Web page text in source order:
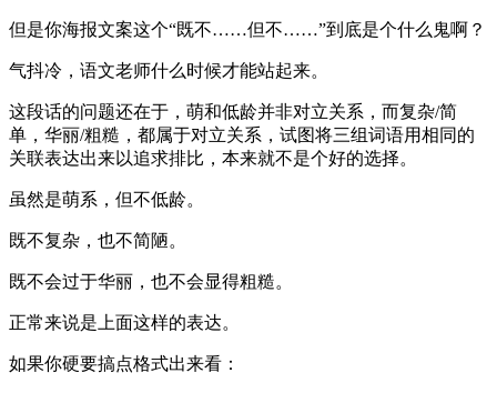
但是你海报文案这个“既不……但不……”到底是个什么鬼啊？
气抖冷，语文老师什么时候才能站起来。
这段话的问题还在于，萌和低龄并非对立关系，而复杂/简
单，华丽/粗糙，都属于对立关系，试图将三组词语用相同的
关联表达出来以追求排比，本来就不是个好的选择。
虽然是萌系，但不低龄。
既不复杂，也不简陋。
既不会过于华丽，也不会显得粗糙。
正常来说是上面这样的表达。
如果你硬要搞点格式出来看：